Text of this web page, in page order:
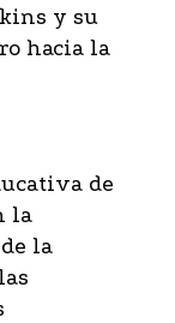
y su
hacia la
de
la
la